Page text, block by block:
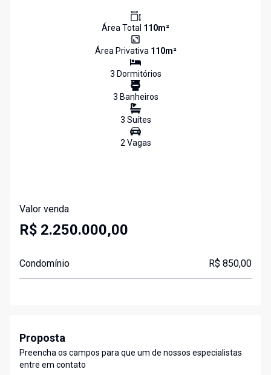
Área Total 110m²
Área Privativa 110m²
3 Dormitórios
3 Banheiros
3 Suítes
2Vagas
Valor venda
R$ 2.250.000,00
Condomínio R$ 850,00
Proposta
Preencha os campos para que um de nossos especialistas
entre em contato